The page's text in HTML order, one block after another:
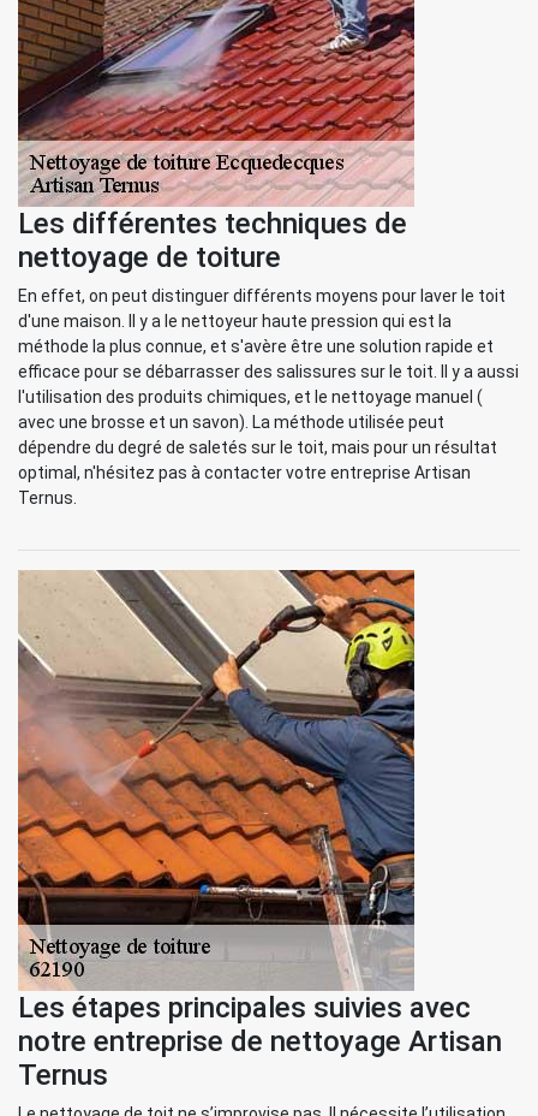
Les différentes techniques de
nettoyage de toiture
En effet, on peut distinguer différents moyens pour laver le toit
d'une maison. Il y a le nettoyeur haute pression qui est la
méthode la plus connue, et s'avère être une solution rapide et
efficace pour se débarrasser des salissures sur le toit. Il y a aussi
l'utilisation des produits chimiques, et le nettoyage manuel (
avec une brosse et un savon). La méthode utilisée peut
dépendre du degré de saletés sur le toit, mais pour un résultat
optimal, n'hésitez pas à contacter votre entreprise Artisan
Ternus.
Les étapes principales suivies avec
notre entreprise de nettoyage Artisan
Ternus